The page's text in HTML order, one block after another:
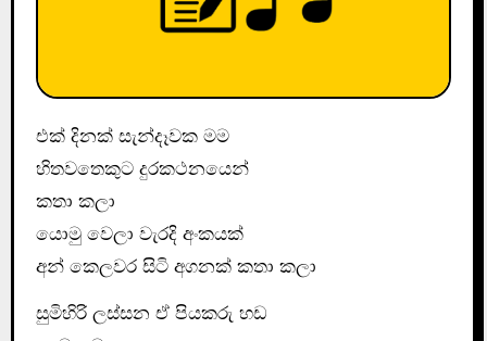
එක් දිනක් සැන්දෑවක මම
හිතවතෙකුට දුරකථනයෙන්
කතා කලා
යොමු වෙලා වැරදි අංකයක්
අන් කෙලවර සිටි අගනක් කතා කලා
සුමිහිරි ලස්සන ඒ පියකරු හඩ